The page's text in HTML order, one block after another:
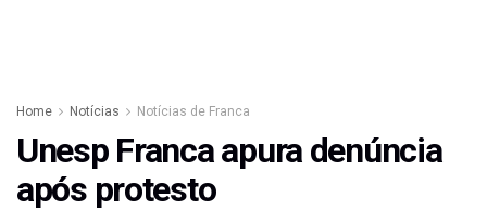
Home Notícias Notícias de Franca
Unesp Franca apura denúncia
após protesto